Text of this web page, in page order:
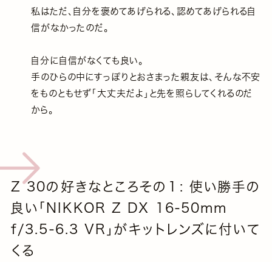
私はただ、自分を褒めてあげられる、認めてあげられる自
信がなかったのだ。
自分に自信がなくても良い。
手のひらの中にすっぽりとおさまった親友は、そんな不安
をものともせず「大丈夫だよ」と先を照らしてくれるのだ
から。
Z 30の好きなところその１: 使い勝手の
良い「NIKKOR Z DX 16-50mm
f/3.5-6.3 VR」がキットレンズに付いて
くる